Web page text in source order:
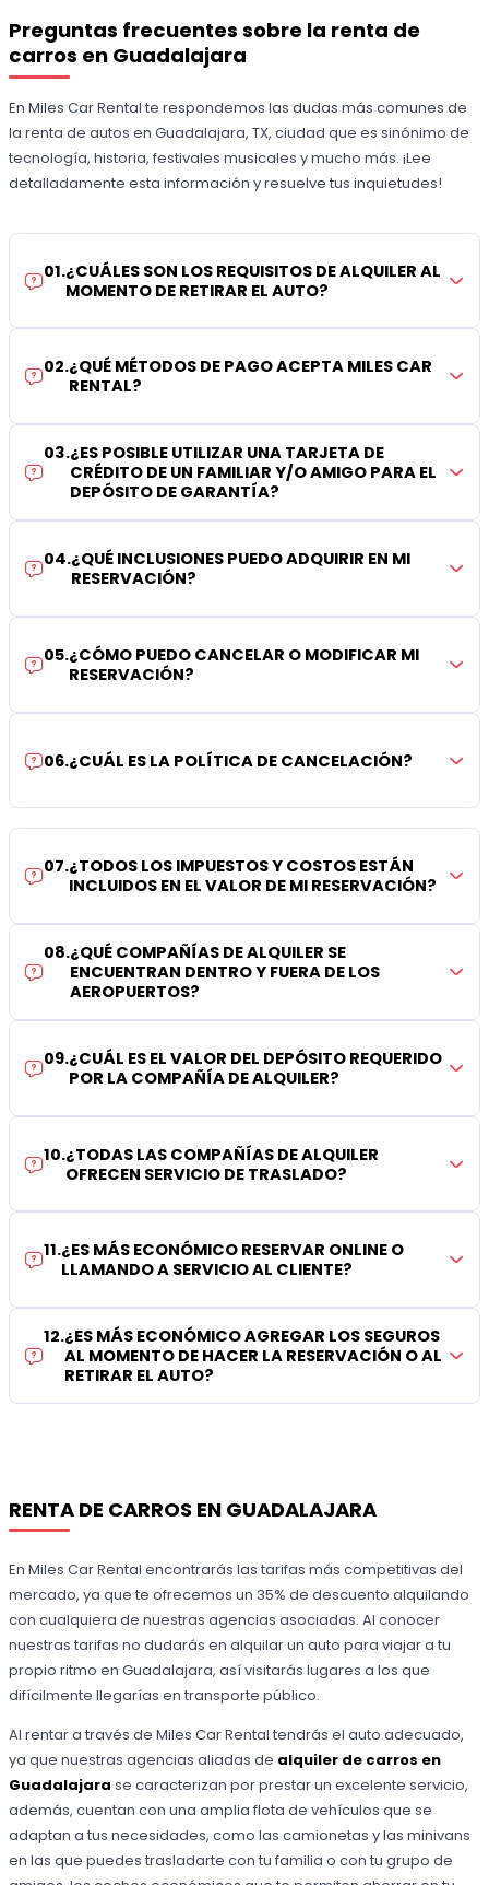
Preguntas frecuentes sobre la renta de
carros en Guadalajara
En Miles Car Rental te respondemos las dudas más comunes de
la renta de autos en Guadalajara, TX, ciudad que es sinónimo de
tecnología, historia, festivales musicales y mucho más. ¡Lee
detalladamente esta información y resuelve tus inquietudes!
01.¿CUÁLES SON LOS REQUISITOS DE ALQUILER AL
MOMENTO DE RETIRAR EL AUTO?
02.¿QUÉ MÉTODOS DE PAGO ACEPTA MILES CAR
RENTAL?
03.¿ES POSIBLE UTILIZAR UNA TARJETA DE
CRÉDITO DE UN FAMILIAR Y/O AMIGO PARA EL
DEPÓSITO DE GARANTÍA?
04.¿QUÉ INCLUSIONES PUEDO ADQUIRIR EN MI
RESERVACIÓN?
05.¿CÓMO PUEDO CANCELAR O MODIFICAR MI
RESERVACIÓN?
06.¿CUÁL ES LA POLÍTICA DE CANCELACIÓN?
07.¿TODOS LOS IMPUESTOS Y COSTOS ESTÁN
INCLUIDOS EN EL VALOR DE MI RESERVACIÓN?
08.¿QUÉ COMPAÑÍAS DE ALQUILER SE
ENCUENTRAN DENTRO Y FUERA DE LOS
AEROPUERTOS?
09.¿CUÁL ES EL VALOR DEL DEPÓSITO REQUERIDO
POR LA COMPAÑÍA DE ALQUILER?
10.¿TODAS LAS COMPAÑÍAS DE ALQUILER
OFRECEN SERVICIO DE TRASLADO?
11.¿ES MÁS ECONÓMICO RESERVAR ONLINE O
LLAMANDO A SERVICIO AL CLIENTE?
12.¿ES MÁS ECONÓMICO AGREGAR LOS SEGUROS
AL MOMENTO DE HACER LA RESERVACIÓN O AL
RETIRAR EL AUTO?
RENTA DE CARROS EN GUADALAJARA
En Miles Car Rental encontrarás las tarifas más competitivas del
mercado, ya que te ofrecemos un 35% de descuento alquilando
con cualquiera de nuestras agencias asociadas. Al conocer
nuestras tarifas no dudarás en alquilar un auto para viajar a tu
propio ritmo en Guadalajara, así visitarás lugares a los que
difícilmente llegarías en transporte público.
Al rentar a través de Miles Car Rental tendrás el auto adecuado,
ya que nuestras agencias aliadas de alquiler de carros en
Guadalajara se caracterizan por prestar un excelente servicio,
además, cuentan con una amplia flota de vehículos que se
adaptan a tus necesidades, como las camionetas y las minivans
en las que puedes trasladarte con tu familia o con tu grupo de